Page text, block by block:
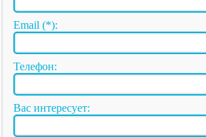
Email (*):
Телефон:
Вас интересует: